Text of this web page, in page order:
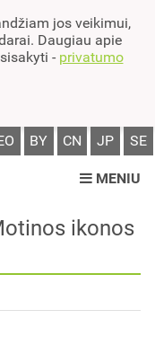
jos veikimui,
Daugiau apie
- privatumo
BY CN JP SE
MENIU
ikonos